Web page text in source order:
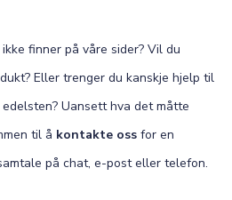
finner på våre sider? Vil du
Eller trenger du kanskje hjelp til
Uansett hva det måtte
til å kontakte oss for en
på chat, e-post eller telefon.